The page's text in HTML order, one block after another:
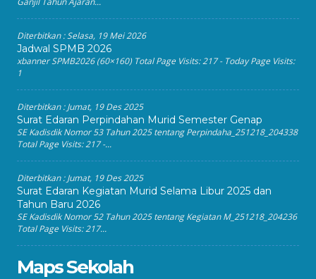
Diterbitkan :Selasa, 19 Mei 2026
Jadwal SPMB 2026
xbanner SPMB2026 (60×160) Total Page Visits: 217 - Today Page Visits:
1
Diterbitkan :Jumat, 19 Des 2025
Surat Edaran Perpindahan Murid Semester Genap
SE Kadisdik Nomor 53 Tahun 2025 tentang Perpindaha_251218_204338
Total Page Visits: 217 -...
Diterbitkan :Jumat, 19 Des 2025
Surat Edaran Kegiatan Murid Selama Libur 2025 dan
Tahun Baru 2026
SE Kadisdik Nomor 52 Tahun 2025 tentang Kegiatan M_251218_204236
Total Page Visits: 217...
Maps Sekolah